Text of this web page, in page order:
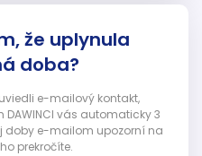
že uplynula
doba?
e-mailový kontakt,
vás automaticky 3
doby e-mailom upozorní na
prekročíte.